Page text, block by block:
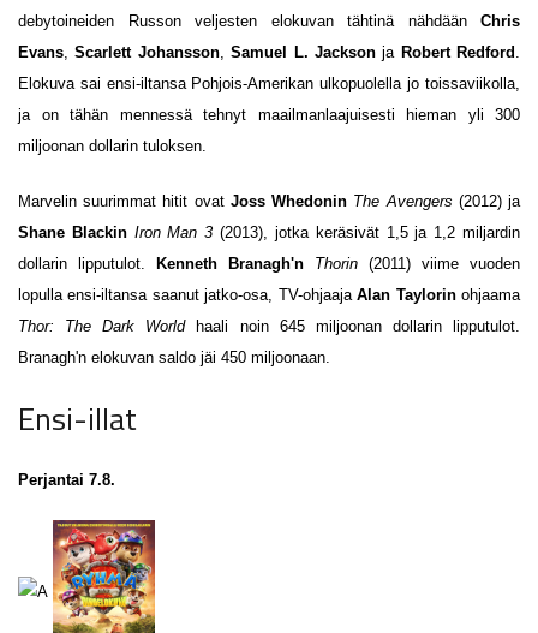
debytoineiden Russon veljesten elokuvan tähtinä nähdään Chris
Evans ,Scarlett Johansson,Samuel L. Jacksonja Robert Redford
Elokuva sai ensi-iltansa Pohjois-Amerikan ulkopuolella jo toissaviikolla,
ja on tähän mennessä tehnyt maailmanlaajuisesti hieman yli 300
miljoonan dollarin tuloksen.
Marvelin suurimmat hitit ovat Joss Whedonin The Avengers (2012) ja
Shane Blackin Iron Man 3 (2013), jotka keräsivät 1,5 ja 1,2 miljardin
dollarin lipputulot. Kenneth Branagh'n Thorin (2011) viime vuoden
lopulla ensi-iltansa saanut jatko-osa, TV-ohjaajaAlan Taylorinohjaama
Thor: The Dark Worldhaali noin 645 miljoonan dollarin lipputulot.
Branagh'n elokuvan saldo jäi 450 miljoonaan.
Ensi-illat
Perjantai 7.8.